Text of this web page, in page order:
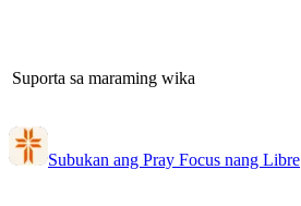
Suporta sa maraming wika
Subukan ang Pray Focus nang Libre